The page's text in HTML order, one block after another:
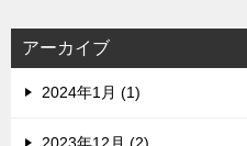
アーカイブ
2024年1月 (1)
2023年12月 (2)